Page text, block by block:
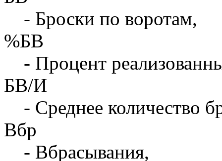
- Броски по воротам,
%БВ
- Процент
БВ/И
- Среднее количество
Вбр
- Вбрасывания,